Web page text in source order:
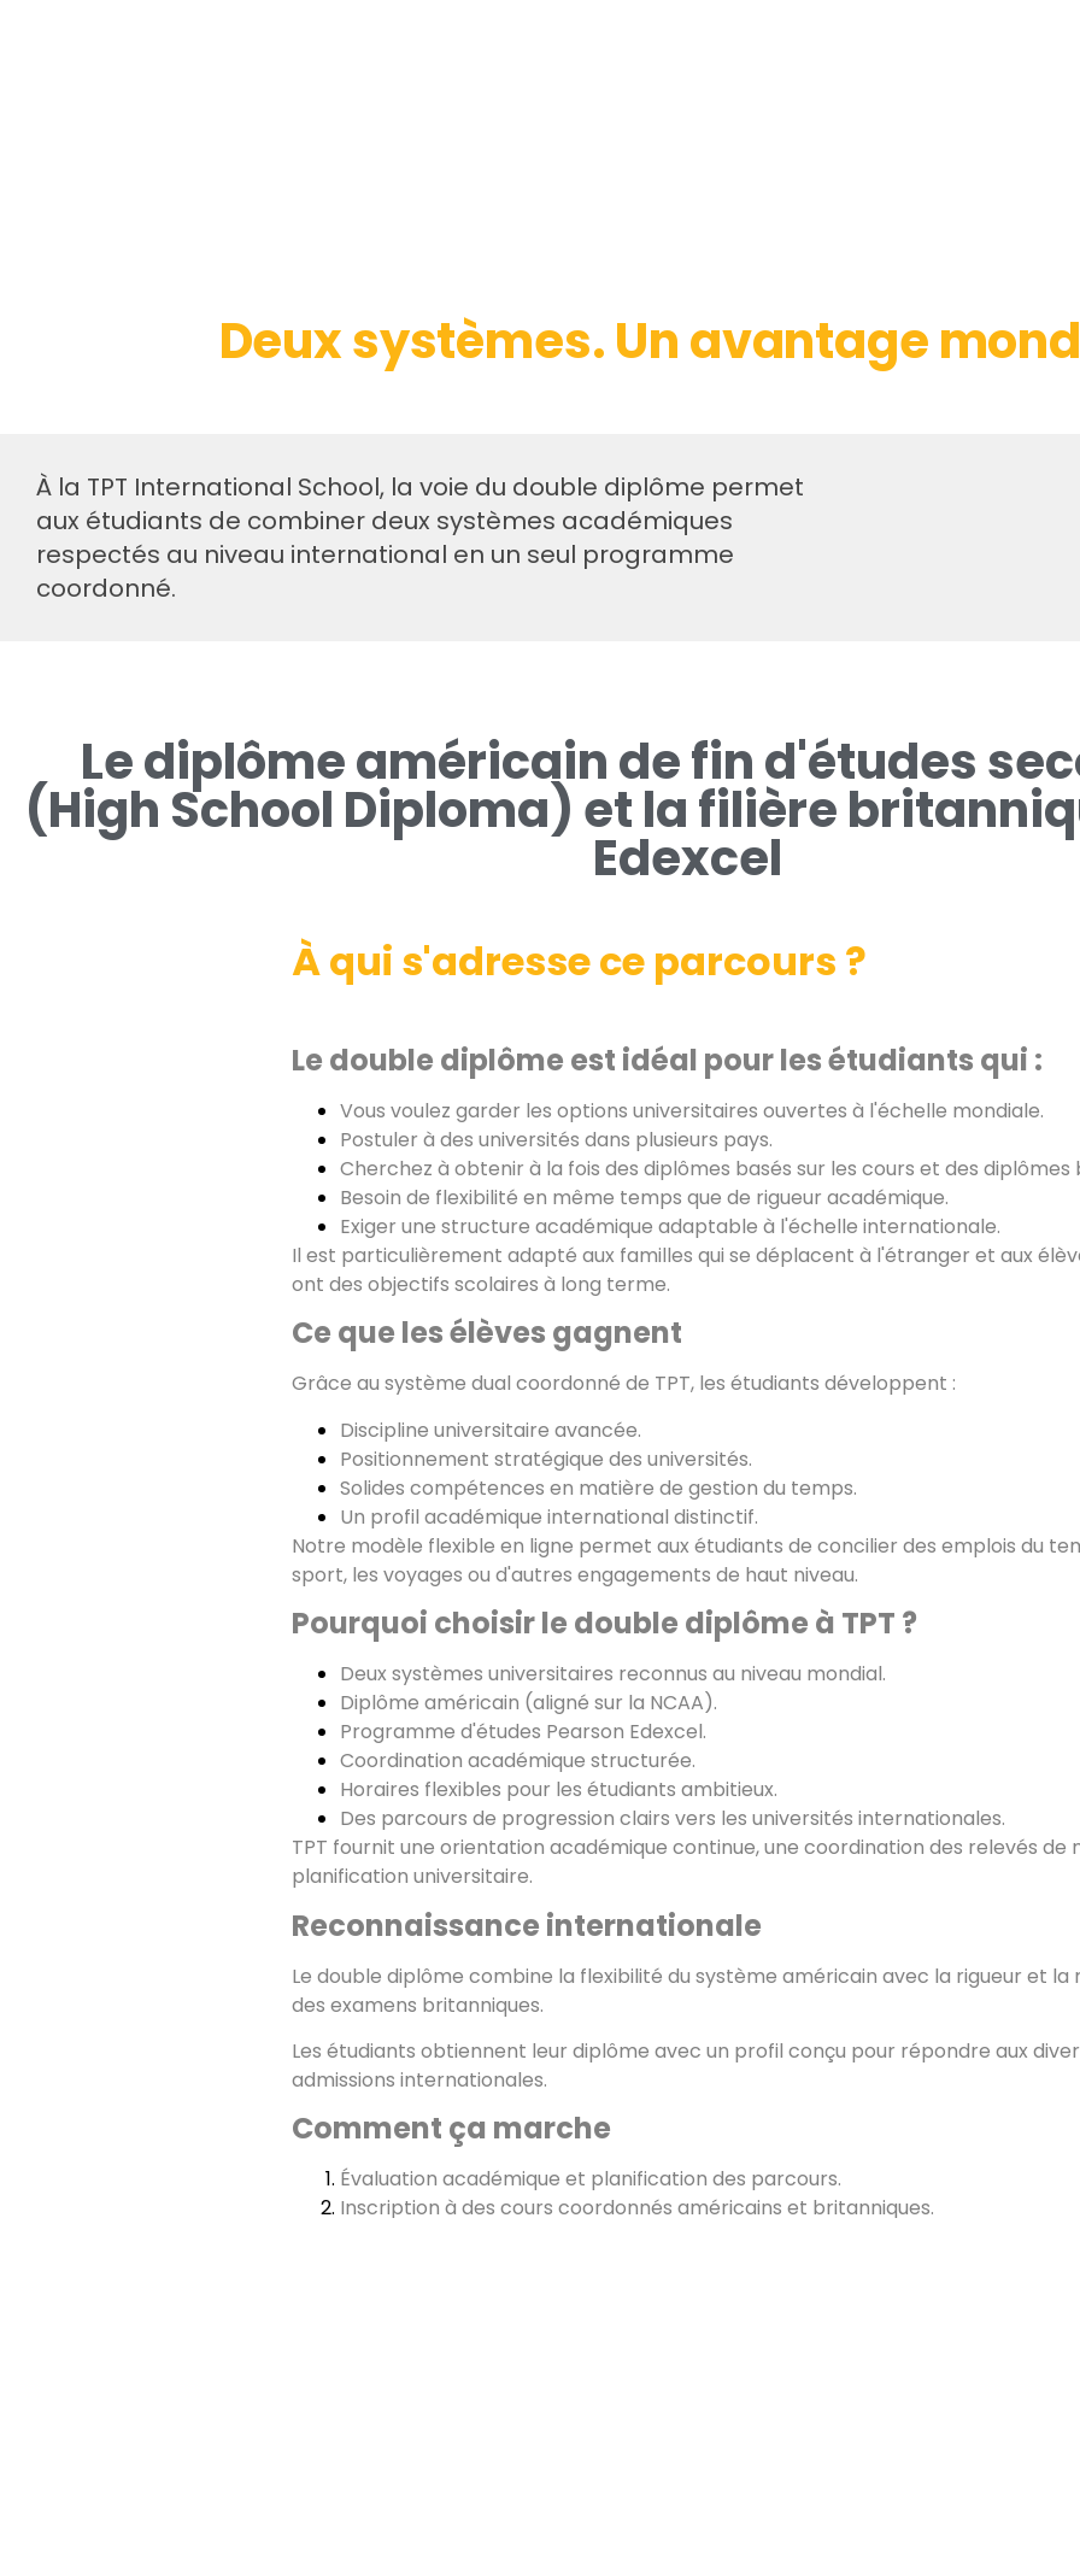
Deux systèmes. Un avantage
À la TPT International School, la voie du double diplôme permet
aux étudiants de combiner deux systèmes académiques
respectés au niveau international en un seul programme
coordonné.
Le diplôme américain de fin d'études
(High School Diploma) et la filière
Edexcel
À qui s'adresse ce parcours ?
Le double diplôme est idéal pour les étudiants qui :
Vous voulez garder les options universitaires ouvertes à l'échelle mondiale.
Postuler à des universités dans plusieurs pays.
Cherchez à obtenir à la fois des diplômes basés sur les cours et des diplômes
Besoin de flexibilité en même temps que de rigueur académique.
Exiger une structure académique adaptable à l'échelle internationale.
Il est particulièrement adapté aux familles qui se déplacent à l'étranger et aux
ont des objectifs scolaires à long terme.
Ce que les élèves gagnent
Grâce au système dual coordonné de TPT, les étudiants développent :
Discipline universitaire avancée.
Positionnement stratégique des universités.
Solides compétences en matière de gestion du temps.
Un profil académique international distinctif.
Notre modèle flexible en ligne permet aux étudiants de concilier des emplois du
sport, les voyages ou d'autres engagements de haut niveau.
Pourquoi choisir le double diplôme à TPT ?
Deux systèmes universitaires reconnus au niveau mondial.
Diplôme américain (aligné sur la NCAA).
Programme d'études Pearson Edexcel.
Coordination académique structurée.
Horaires flexibles pour les étudiants ambitieux.
Des parcours de progression clairs vers les universités internationales.
TPT fournit une orientation académique continue, une coordination des relevés de
planification universitaire.
Reconnaissance internationale
Le double diplôme combine la flexibilité du système américain avec la rigueur et
des examens britanniques.
Les étudiants obtiennent leur diplôme avec un profil conçu pour répondre aux
admissions internationales.
Comment ça marche
Évaluation académique et planification des parcours.
Inscription à des cours coordonnés américains et britanniques.